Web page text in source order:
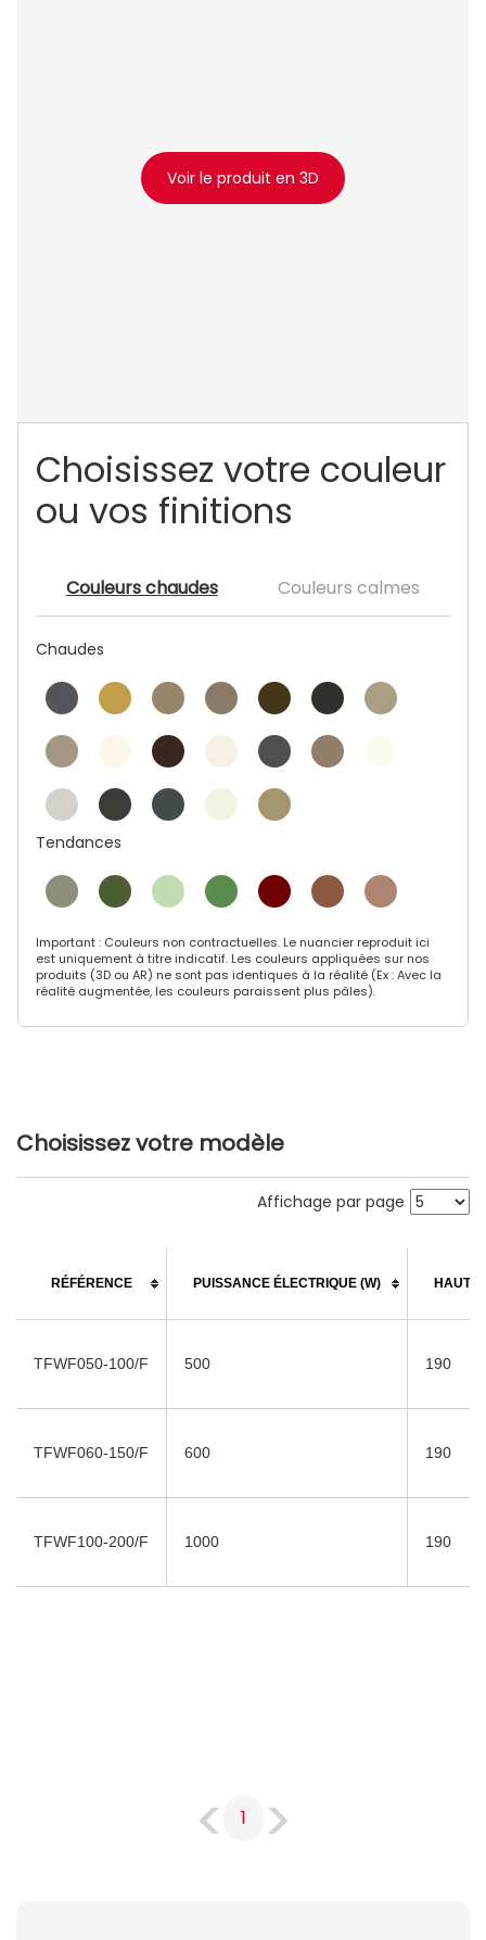
Voir le produit en 3D
Choisissez votre couleur
ou vos finitions
Couleurs chaudes Couleurs calmes
Chaudes
Tendances
Important : Couleurs non contractuelles. Le nuancier reproduit ici
est uniquement à titre indicatif. Les couleurs appliquées sur nos
produits (3D ou AR) ne sont pas identiques à la réalité (Ex : Avec la
réalité augmentée, les couleurs paraissent plus pâles).
Choisissez votre modèle
Affichage par page
RÉFÉRENCE PUISSANCE ÉLECTRIQUE (W)
TFWF050-100/F 500 190
TFWF060-150/F 600 190
TFWF100-200/F 1000 190
1